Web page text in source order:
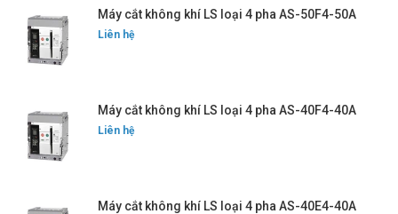
Máy cắt không khí LS loại 4 pha AS-50F4-50A
Liên hệ
Máy cắt không khí LS loại 4 pha AS-40F4-40A
Liên hệ
Máy cắt không khí LS loại 4 pha AS-40E4-40A